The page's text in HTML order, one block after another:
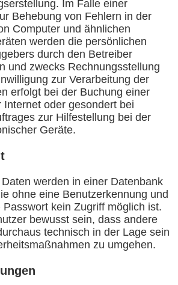
Im Falle einer
Behebung von Fehlern in der
Computer und ähnlichen
werden die persönlichen
durch den Betreiber
und zwecks Rechnungsstellung
zur Verarbeitung der
erfolgt bei der Buchung einer
Internet oder gesondert bei
zur Hilfestellung bei der
Geräte.
werden in einer Datenbank
ohne eine Benutzerkennung und
kein Zugriff möglich ist.
bewusst sein, dass andere
technisch in der Lage sein
zu umgehen.